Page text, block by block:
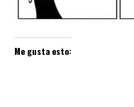
Me gusta esto: